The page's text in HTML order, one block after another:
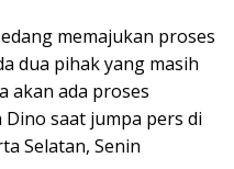
memajukan proses
dua pihak yang masih
akan ada proses
saat jumpa pers di
Selatan, Senin